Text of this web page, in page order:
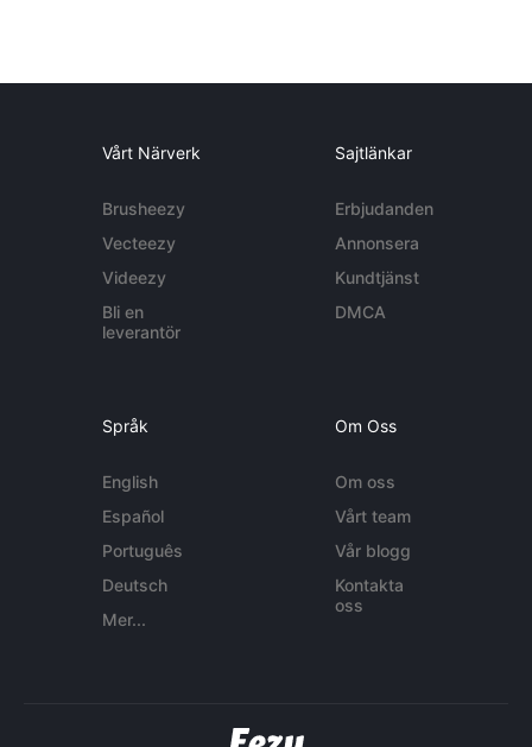
Vårt Närverk
Brusheezy
Vecteezy
Videezy
Bli en
leverantör
Sajtlänkar
Erbjudanden
Annonsera
Kundtjänst
DMCA
Språk
English
Español
Português
Deutsch
Mer...
Om Oss
Om oss
Vårt team
Vår blogg
Kontakta
oss